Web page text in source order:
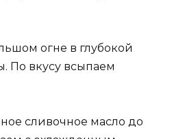
огне в глубокой
По вкусу всыпаем
сливочное масло до